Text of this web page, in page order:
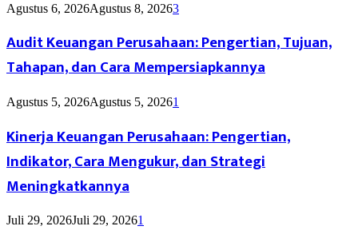
Agustus 6, 2026Agustus 8, 20263
Audit Keuangan Perusahaan: Pengertian, Tujuan,
Tahapan, dan Cara Mempersiapkannya
Agustus 5, 2026Agustus 5, 20261
Kinerja Keuangan Perusahaan: Pengertian,
Indikator, Cara Mengukur, dan Strategi
Meningkatkannya
Juli 29, 2026Juli 29, 20261